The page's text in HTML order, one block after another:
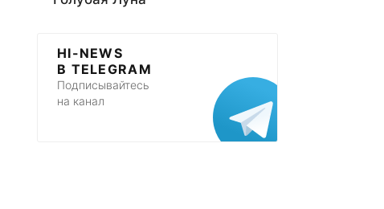
HI-NEWS
В TELEGRAM
Подписывайтесь
на канал